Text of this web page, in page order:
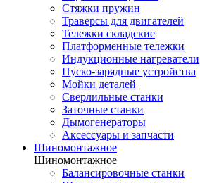
Стяжки пружин
Траверсы для двигателей
Тележки складские
Платформенные тележки
Индукционные нагреватели
Пуско-зарядные устройства
Мойки деталей
Сверлильные станки
Заточные станки
Дымогенераторы
Аксессуары и запчасти
Шиномонтажное
Шиномонтажное
Балансировочные станки